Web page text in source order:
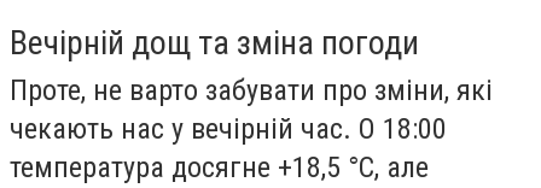
Вечірній дощ та зміна погоди
Проте, не варто забувати про зміни, які
чекають нас у вечірній час. О 18:00
температура досягне +18,5 °С, але